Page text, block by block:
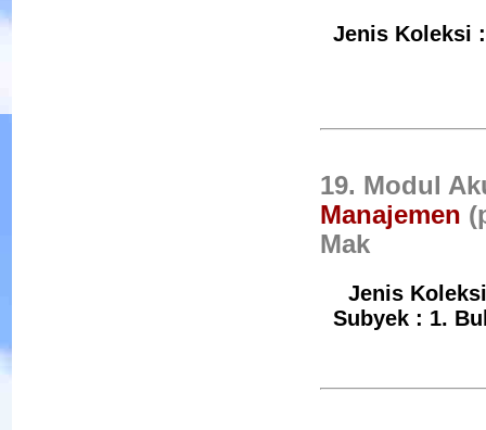
Jenis Koleksi
19. Modul
Manajemen
Mak
Jenis
Subyek : 1.